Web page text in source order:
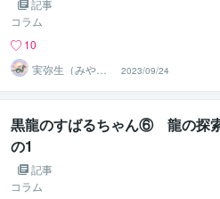
記事
コラム
10
実弥生（みや
の）
2023/09/24
黒龍のすばるちゃん⑥ 龍の探
の1
記事
コラム